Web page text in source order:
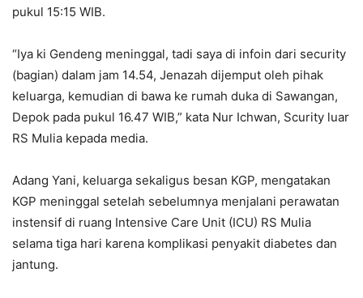
pukul 15:15 WIB.
“Iya ki Gendeng meninggal, tadi saya di infoin dari security
(bagian) dalam jam 14.54, Jenazah dijemput oleh pihak
keluarga, kemudian di bawa ke rumah duka di Sawangan,
Depok pada pukul 16.47 WIB,” kata Nur Ichwan, Scurity luar
RS Mulia kepada media.
Adang Yani, keluarga sekaligus besan KGP, mengatakan
KGP meninggal setelah sebelumnya menjalani perawatan
instensif di ruang Intensive Care Unit (ICU) RS Mulia
selama tiga hari karena komplikasi penyakit diabetes dan
jantung.